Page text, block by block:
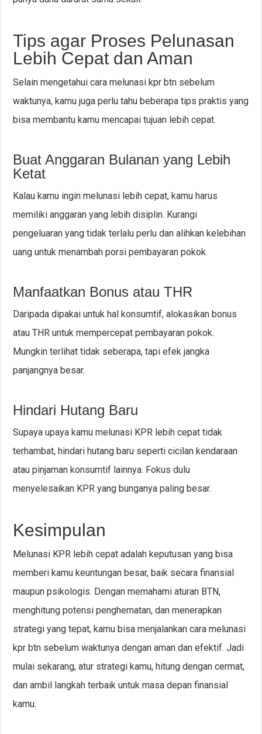
Tips agar Proses Pelunasan
Lebih Cepat dan Aman
Selain mengetahui cara melunasi kpr btn sebelum
waktunya, kamu juga perlu tahu beberapa tips praktis yang
bisa membantu kamu mencapai tujuan lebih cepat.
Buat Anggaran Bulanan yang Lebih
Ketat
Kalau kamu ingin melunasi lebih cepat, kamu harus
memiliki anggaran yang lebih disiplin. Kurangi
pengeluaran yang tidak terlalu perlu dan alihkan kelebihan
uang untuk menambah porsi pembayaran pokok.
Manfaatkan Bonus atau THR
Daripada dipakai untuk hal konsumtif, alokasikan bonus
atau THR untuk mempercepat pembayaran pokok.
Mungkin terlihat tidak seberapa, tapi efek jangka
panjangnya besar.
Hindari Hutang Baru
Supaya upaya kamu melunasi KPR lebih cepat tidak
terhambat, hindari hutang baru seperti cicilan kendaraan
atau pinjaman konsumtif lainnya. Fokus dulu
menyelesaikan KPR yang bunganya paling besar.
Kesimpulan
Melunasi KPR lebih cepat adalah keputusan yang bisa
memberi kamu keuntungan besar, baik secara finansial
maupun psikologis. Dengan memahami aturan BTN,
menghitung potensi penghematan, dan menerapkan
strategi yang tepat, kamu bisa menjalankan cara melunasi
kpr btn sebelum waktunya dengan aman dan efektif. Jadi
mulai sekarang, atur strategi kamu, hitung dengan cermat,
dan ambil langkah terbaik untuk masa depan finansial
kamu.